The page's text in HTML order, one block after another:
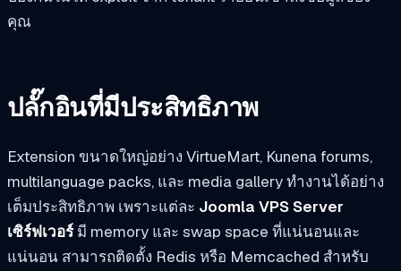
คุณ
ปลั๊กอินที่มีประสิทธิภาพ
Extension ขนาดใหญ่อย่าง VirtueMart, Kunena forums,
multilanguage packs, และ media gallery ทำงานได้อย่าง
เต็มประสิทธิภาพ เพราะแต่ละ Joomla VPS Server
เซิร์ฟเวอร์มี memory และ swap space ที่แน่นอนและ
แน่นอน สามารถติดตั้ง Redis หรือ Memcached สำหรับ